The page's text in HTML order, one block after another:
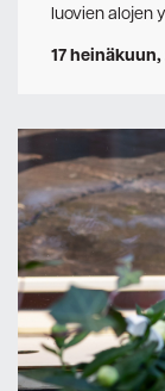
luovien alojen
17